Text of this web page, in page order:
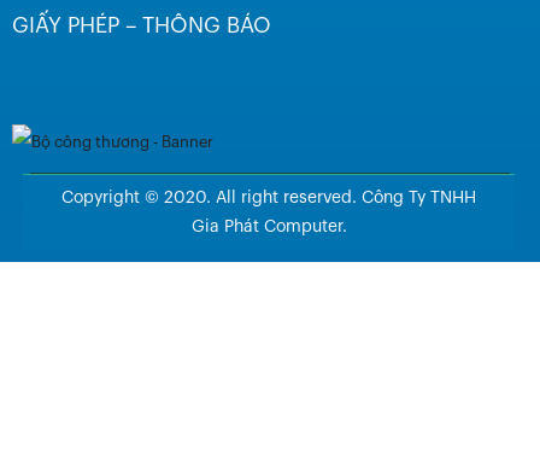
GIẤY PHÉP – THÔNG BÁO
Copyright © 2020. All right reserved. Công Ty TNHH
Gia Phát Computer.